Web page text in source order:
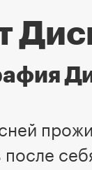
после